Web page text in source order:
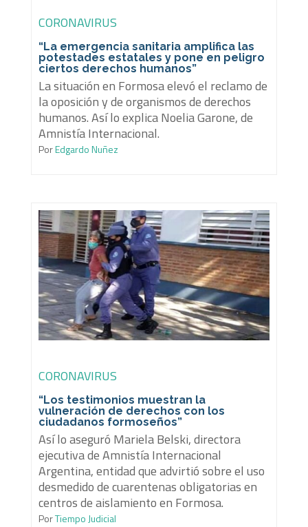
CORONAVIRUS
“La emergencia sanitaria amplifica las
potestades estatales y pone en peligro
ciertos derechos humanos”
La situación en Formosa elevó el reclamo de
la oposición y de organismos de derechos
humanos. Así lo explica Noelia Garone, de
Amnistía Internacional.
PorEdgardo Nuñez
CORONAVIRUS
“Los testimonios muestran la
vulneración de derechos con los
ciudadanos formoseños”
Así lo aseguró Mariela Belski, directora
ejecutiva de Amnistía Internacional
Argentina, entidad que advirtió sobre el uso
desmedido de cuarentenas obligatorias en
centros de aislamiento en Formosa.
PorTiempo Judicial